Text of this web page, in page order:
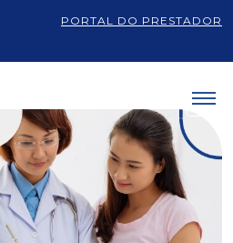
PORTAL DO PRESTADOR